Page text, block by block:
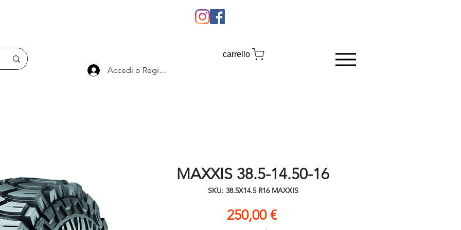
Accedi o Registrati
carrello
MAXXIS 38.5-14.50-16
SKU: 38.5X14.5 R16 MAXXIS
250,00 €Prezzo